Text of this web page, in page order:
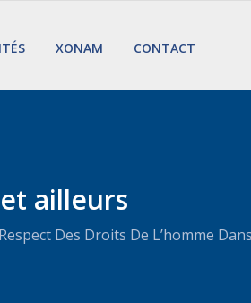
XONAM CONTACT
ailleurs
Des Droits De L’homme